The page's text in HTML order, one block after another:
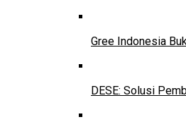
Gree Indonesia
DESE: Solusi